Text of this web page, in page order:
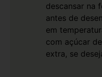
descansar na
antes de
em
com açúcar
extra, se